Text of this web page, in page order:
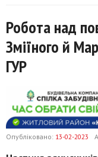
Робота над
Зміїного й
ГУР
Опубліковано: 13-02-2023